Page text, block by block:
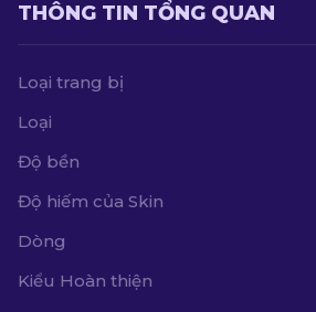
THÔNG TIN TỔNG QUAN
Loại trang bị
Loại
Độ bền
Độ hiếm của Skin
Dòng
Kiểu Hoàn thiện